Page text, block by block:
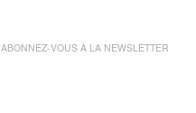
ABONNEZ-VOUS À LA NEWSLETTER